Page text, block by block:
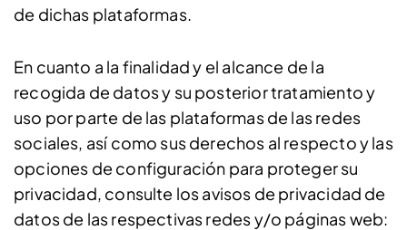
de dichas plataformas.
En cuanto a la finalidad y el alcance de la
recogida de datos y su posterior tratamiento y
uso por parte de las plataformas de las redes
sociales, así como sus derechos al respecto y las
opciones de configuración para proteger su
privacidad, consulte los avisos de privacidad de
datos de las respectivas redes y/o páginas web: